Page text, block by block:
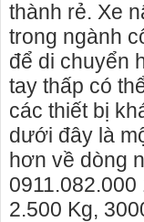
thành rẻ. Xe
trong ngành
để di chuyển
tay thấp có
các thiết bị
dưới đây là
hơn về dòng
2.500 Kg,
Yên, chuyên cho
Yên
nhà nguyên căn